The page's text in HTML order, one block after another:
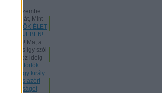
jutott eszembe:
taníts hát, Mint
ÖRÖK ÉLET
BÖJTJÉBEN!
Ma, a
Jézus így szól
mind ez ideig
- Csütörtök
hogy király
és azért
bizonyságot